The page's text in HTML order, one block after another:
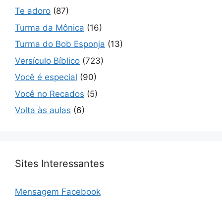
Te adoro (87)
Turma da Mônica (16)
Turma do Bob Esponja (13)
Versículo Bíblico (723)
Você é especial (90)
Você no Recados (5)
Volta às aulas (6)
Sites Interessantes
Mensagem Facebook